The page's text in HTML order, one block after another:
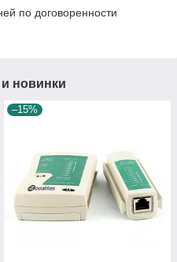
по договоренности
новинки
–15%